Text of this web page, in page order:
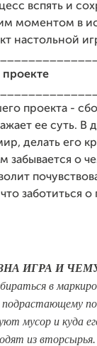
вспять и
моментом в
настольной
проекта -
ее суть. В
делать его
забывается о
заботиться
ИГРА И
в
мусор и куда
из вторсырья.